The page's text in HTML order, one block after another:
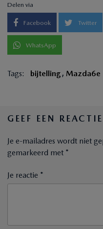
Delen via
Facebook Twitter
WhatsApp
Tags: bijtelling, Mazda6e
GEEF EEN REACTIE
Je e-mailadres wordt niet
gemarkeerd met *
Je reactie *